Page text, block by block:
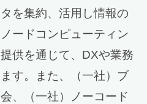
を集約、活用し情報の
ードコンピューティン
供を通じて、DXや業務
す。また、（一社）ブ
、（一社）ノーコード